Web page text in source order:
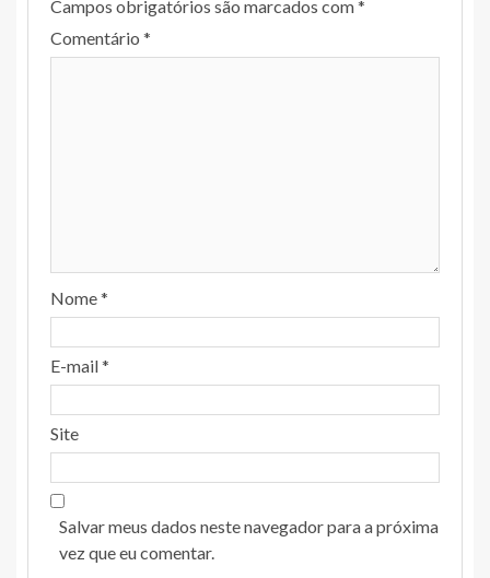
Campos obrigatórios são marcados com*
Comentário *
Nome*
E-mail*
Site
Salvar meus dados neste navegador para a próxima
vez que eu comentar.